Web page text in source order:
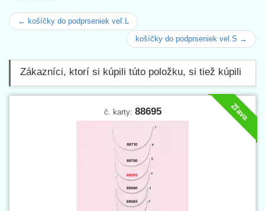
← košíčky do podprseniek veľ.L
košíčky do podprseniek vel.S →
Zákazníci, ktorí si kúpili túto položku, si tiež kúpili
Zľava
č. karty: 88695